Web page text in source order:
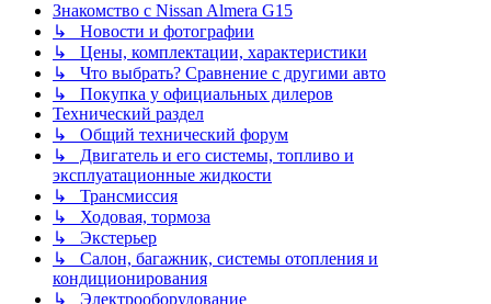
Знакомство с Nissan Almera G15
↳ Новости и фотографии
↳ Цены, комплектации, характеристики
↳ Что выбрать? Сравнение с другими авто
↳ Покупка у официальных дилеров
Технический раздел
↳ Общий технический форум
↳ Двигатель и его системы, топливо и
эксплуатационные жидкости
↳ Трансмиссия
↳ Ходовая, тормоза
↳ Экстерьер
↳ Салон, багажник, системы отопления и
кондиционирования
↳ Электрооборудование